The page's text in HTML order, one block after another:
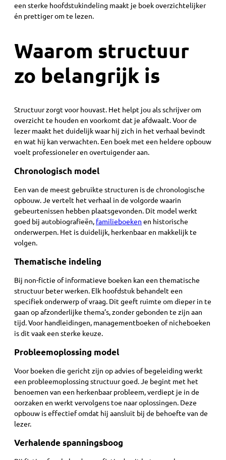
een sterke hoofdstukindeling maakt je boek overzichtelijker
én prettiger om te lezen.
Waarom structuur
zo belangrijk is
Structuur zorgt voor houvast. Het helpt jou als schrijver om
overzicht te houden en voorkomt dat je afdwaalt. Voor de
lezer maakt het duidelijk waar hij zich in het verhaal bevindt
en wat hij kan verwachten. Een boek met een heldere opbouw
voelt professioneler en overtuigender aan.
Chronologisch model
Een van de meest gebruikte structuren is de chronologische
opbouw. Je vertelt het verhaal in de volgorde waarin
gebeurtenissen hebben plaatsgevonden. Dit model werkt
goed bij autobiografieën, familieboeken en historische
onderwerpen. Het is duidelijk, herkenbaar en makkelijk te
volgen.
Thematische indeling
Bij non-fictie of informatieve boeken kan een thematische
structuur beter werken. Elk hoofdstuk behandelt een
specifiek onderwerp of vraag. Dit geeft ruimte om dieper in te
gaan op afzonderlijke thema’s, zonder gebonden te zijn aan
tijd. Voor handleidingen, managementboeken of nicheboeken
is dit vaak een sterke keuze.
Probleemoplossing model
Voor boeken die gericht zijn op advies of begeleiding werkt
een probleemoplossing structuur goed. Je begint met het
benoemen van een herkenbaar probleem, verdiept je in de
oorzaken en werkt vervolgens toe naar oplossingen. Deze
opbouw is effectief omdat hij aansluit bij de behoefte van de
lezer.
Verhalende spanningsboog